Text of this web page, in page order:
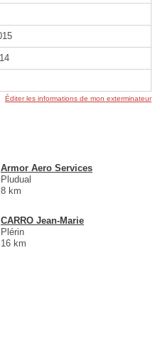
Éditer les informations de mon exterminateur
Armor Aero Services
Pludual
8 km
CARRO Jean-Marie
Plérin
16 km